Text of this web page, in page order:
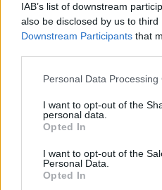
IAB’s list of downstream
also be disclosed by us to third
Downstream Participants that
Please note that this website/
not limited to your visit or
grant or deny consent to
use your data for below
consent section.
Personal Data Processing
I want to opt-out of the
personal data.
Opted In
I want to opt-out of the
Personal Data.
Opted In
Az Ahsoka sorozatban